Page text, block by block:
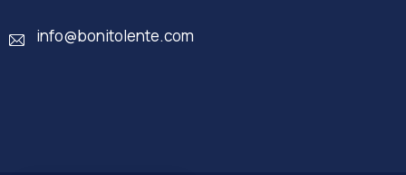
info@bonitolente.com